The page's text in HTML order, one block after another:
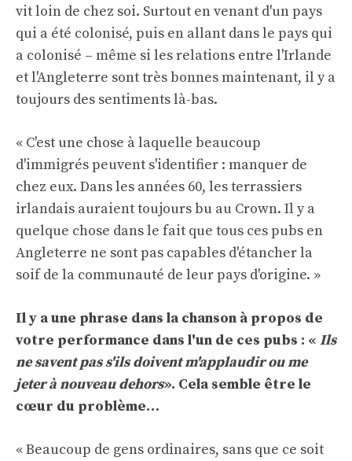
vit loin de chez soi. Surtout en venant d'un pays
qui a été colonisé, puis en allant dans le pays qui
a colonisé – même si les relations entre l'Irlande
et l'Angleterre sont très bonnes maintenant, il y a
toujours des sentiments là-bas.
« C'est une chose à laquelle beaucoup
d'immigrés peuvent s'identifier : manquer de
chez eux. Dans les années 60, les terrassiers
irlandais auraient toujours bu au Crown. Il y a
quelque chose dans le fait que tous ces pubs en
Angleterre ne sont pas capables d'étancher la
soif de la communauté de leur pays d'origine. »
Il y a une phrase dans la chanson à propos de
votre performance dans l'un de ces pubs : « Ils
ne savent pas s'ils doivent m'applaudir ou me
jeter à nouveau dehors». Cela semble être le
cœur du problème…
« Beaucoup de gens ordinaires, sans que ce soit